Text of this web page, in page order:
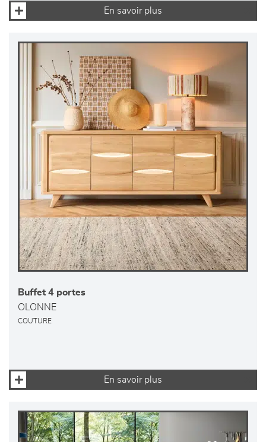
En savoir plus
Buffet 4 portes
OLONNE
COUTURE
En savoir plus